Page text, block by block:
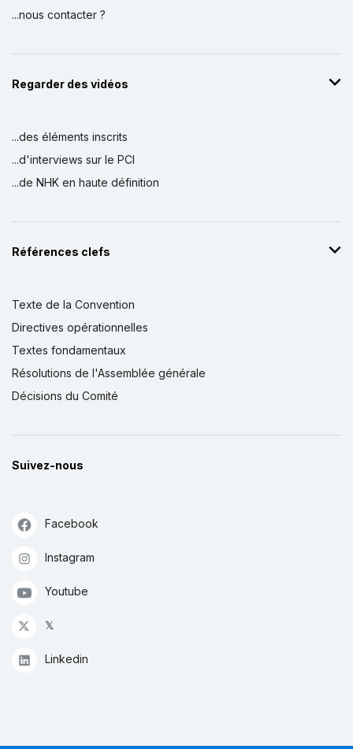
...nous contacter ?
Regarder des vidéos
...des éléments inscrits
...d'interviews sur le PCI
...de NHK en haute définition
Références clefs
Texte de la Convention
Directives opérationnelles
Textes fondamentaux
Résolutions de l'Assemblée générale
Décisions du Comité
Suivez-nous
Facebook
Instagram
Youtube
𝕏
Linkedin